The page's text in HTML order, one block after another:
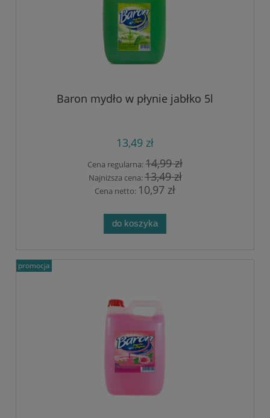
Baron mydło w płynie jabłko 5l
13,49 zł
Cena regularna:14,99 zł
Najniższa cena:13,49 zł
Cena netto: 10,97 zł
do koszyka
promocja